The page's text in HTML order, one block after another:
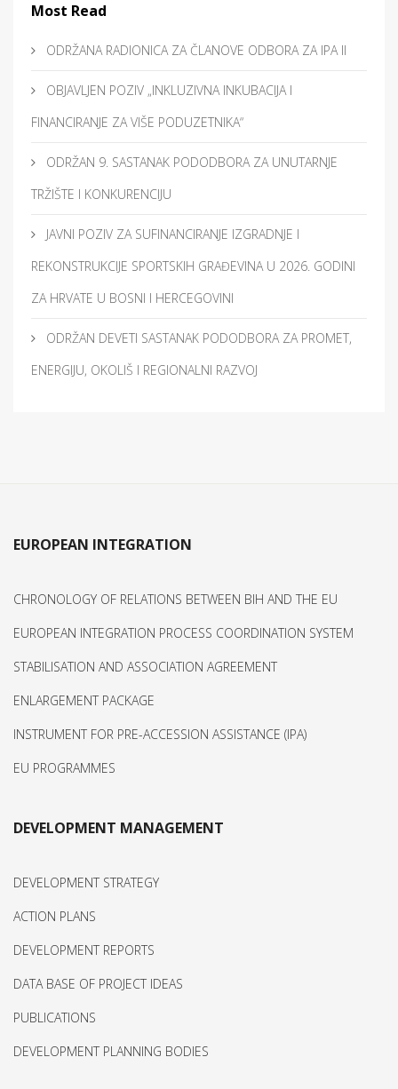
Most Read
ODRŽANA RADIONICA ZA ČLANOVE ODBORA ZA IPA II
OBJAVLJEN POZIV „INKLUZIVNA INKUBACIJA I
FINANCIRANJE ZA VIŠE PODUZETNIKA“
ODRŽAN 9. SASTANAK PODODBORA ZA UNUTARNJE
TRŽIŠTE I KONKURENCIJU
JAVNI POZIV ZA SUFINANCIRANJE IZGRADNJE I
REKONSTRUKCIJE SPORTSKIH GRAĐEVINA U 2026. GODINI
ZA HRVATE U BOSNI I HERCEGOVINI
ODRŽAN DEVETI SASTANAK PODODBORA ZA PROMET,
ENERGIJU, OKOLIŠ I REGIONALNI RAZVOJ
EUROPEAN INTEGRATION
CHRONOLOGY OF RELATIONS BETWEEN BIH AND THE EU
EUROPEAN INTEGRATION PROCESS COORDINATION SYSTEM
STABILISATION AND ASSOCIATION AGREEMENT
ENLARGEMENT PACKAGE
INSTRUMENT FOR PRE-ACCESSION ASSISTANCE (IPA)
EU PROGRAMMES
DEVELOPMENT MANAGEMENT
DEVELOPMENT STRATEGY
ACTION PLANS
DEVELOPMENT REPORTS
DATA BASE OF PROJECT IDEAS
PUBLICATIONS
DEVELOPMENT PLANNING BODIES